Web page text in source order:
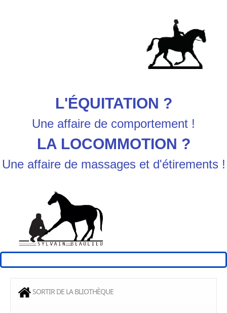
L'ÉQUITATION ?
Une affaire de comportement !
LA LOCOMMOTION ?
Une affaire de massages et d'étirements !
SORTIR DE LA BLIOTHÈQUE